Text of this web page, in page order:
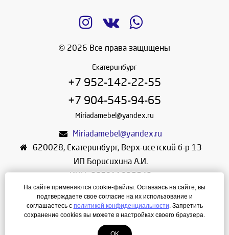
© 2026 Все права защищены
Екатеринбург
+7 952-142-22-55
+7 904-545-94-65
Miriadamebel@yandex.ru
Miriadamebel@yandex.ru
620028, Екатеринбург, Верх-исетский б-р 13
ИП Борисихина А.И.
ИНН: 665811825542
ОГРНИП: 312665804600057
Режим работы: Ежедневно с 10-30 до 19-30
На сайте применяются cookie-файлы. Оставаясь на сайте, вы
подтверждаете свое согласие на их использование и
соглашаетесь с политикой конфиденциальности. Запретить
сохранение cookies вы можете в настройках своего браузера.